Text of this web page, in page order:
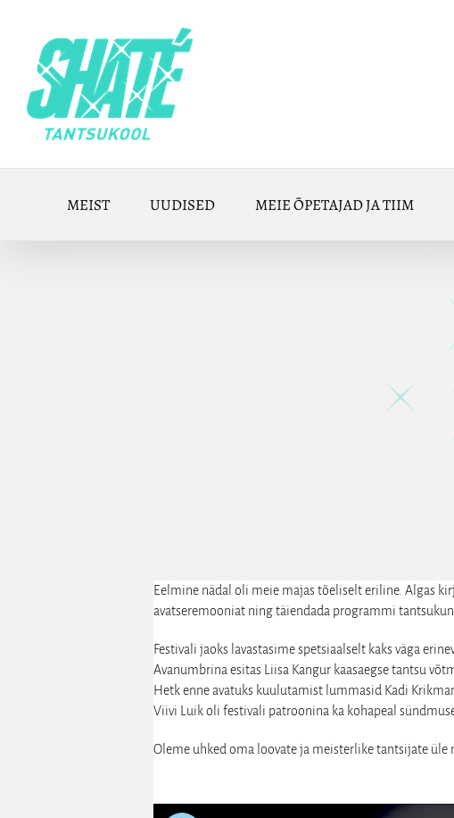
content
MEIST UUDISED MEIE ÕPETAJAD JA TIIM
Eelmine nädal oli meie majas tõeliselt eriline. Algas
avatseremooniat ning täiendada programmi
Festivali jaoks lavastasime spetsiaalselt kaks väga
Avanumbrina esitas Liisa Kangur kaasaegse tantsu
Hetk enne avatuks kuulutamist lummasid Kadi
Viivi Luik oli festivali patroonina ka kohapeal
Oleme uhked oma loovate ja meisterlike tantsijate